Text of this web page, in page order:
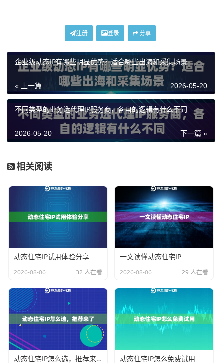
别，决定了它们在不同项目场景下的适用性。
核心区别：协议层级与应用场景
要理解怎么选，得先弄明白它们工作方式的不同。这涉
及到一些网络分层的思想，但我们尽量说得直白些。
HTTP代理工作在应用层。这意味着它能“看到”并解析你
通过HTTP/HTTPS协议发送的请求内容，比如访问的网
址、请求头信息等。正因为能理解内容，它可以做一些
站时更快）、过滤广告内容，或者根据网址进行访问控
制。但它的“专长”也限制了它，通常它只处理网页流量。
SOCKS5代理工作在会话层
，比HTTP代理更底层。它不
解析你传输的数据内容，只是简单地在你的客户端和目
标服务器之间建立一个可靠的TCP/UDP连接隧道。你可
用一个简单的比喻：HTTP代理像是一个懂英语的邮差
（只处理英文信件，并能根据信件内容分类处理），而S
OCKS5代理像一个传送带（任何语言的信件、甚至包
裹，都直接传送，不关心内容）。
注册 登录 分享
企业级动态IP有哪些明显优势？适合哪些出海和采集场景
« 上一篇 2026-05-20
不同类型的业务选代理IP服务商，各自的逻辑有什么不同
下一篇 »
2026-05-20
相关阅读
动态住宅IP试用体验分享
2026-08-06 32 人在看
一文读懂动态住宅IP
2026-08-06 29 人在看
动态住宅IP怎么选，推荐来了 动态住宅IP怎么免费试用